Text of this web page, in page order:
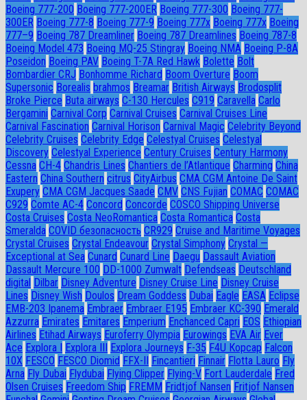
Boeing 777-200 Boeing 777-200ER Boeing 777-300 Boeing 777-
300ER Boeing 777-8 Boeing 777-9 Boeing 777x Boeing 777х Boeing
777–9 Boeing 787 Dreamliner Boeing 787 Dreamlines Boeing 787-8
Boeing Model 473 Boeing MQ-25 Stingray Boeing NMA Boeing P-8A
Poseidon Boeing PAV Boeing T-7A Red Hawk Bolette Bolt
Bombardier CRJ Bonhomme Richard Boom Overture Boom
Supersonic Borealis brahmos Breamar British Airways Brodosplit
Broke Pierce Buta airways C-130 Hercules C919 Caravella Carlo
Bergamini Carnival Corp Carnival Cruises Carnival Cruises Line
Carnival Fascination Carnival Horison Carnival Magic Celebrity Beyond
Celebrity Cruises Celebrity Edge Celestyal Cruises Celestyal
Discovery Celestyal Experience Century Cruises Century Harmony
Cessna CH-4 Chandris Lines Chantiers de l’Atlantique Charming China
Eastern China Southern citrus CityAirbus CMA CGM Antoine De Saint
Exupery CMA CGM Jacques Saade CMV CNS Fujian COMAC COMAC
C929 Comte AC-4 Concord Concorde COSCO Shipping Universe
Costa Cruises Costa NeoRomantica Costa Romantica Costa
Smeralda COVID безопасность CR929 Cruise and Maritime Voyages
Crystal Cruises Crystal Endeavour Crystal Simphony Crystal —
Exceptional at Sea Cunard Cunard Line Daegu Dassault Aviation
Dassault Mercure 100 DD-1000 Zumwalt Defendseas Deutschland
digital Dilbar Disney Adventure Disney Cruise Line Disney Cruise
Lines Disney Wish Doulos Dream Goddess Dubai Eagle EASA Eclipse
EMB-203 Ipanema Embraer Embraer E195 Embraer KC-390 Emerald
Azzurra Emirates Emitares Emperium Enchanced Capri EOS Ethiopian
Airlines Etihad Airways Euroferry Olympia Eurowings EVA Air Ever
Ace Explora I Explora III Explora Journeys F-35 F4U Корсар Falcon
10X FESCO FESCO Diomid FFX-II Fincantieri Finnair Flotta Lauro Fly
Arna Fly Dubai Flydubai Flying Clipper Flying-V Fort Lauderdale Fred
Olsen Cruises Freedom Ship FREMM Fridtjof Nansen Fritjof Nansen